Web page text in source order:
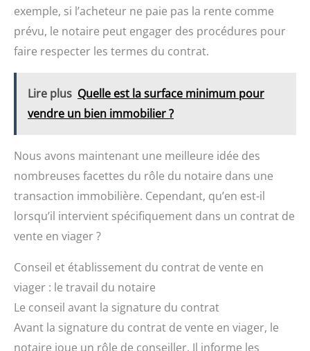
exemple, si l’acheteur ne paie pas la rente comme
prévu, le notaire peut engager des procédures pour
faire respecter les termes du contrat.
Lire plus Quelle est la surface minimum pour
vendre un bien immobilier ?
Nous avons maintenant une meilleure idée des
nombreuses facettes du rôle du notaire dans une
transaction immobilière. Cependant, qu’en est-il
lorsqu’il intervient spécifiquement dans un contrat de
vente en viager ?
Conseil et établissement du contrat de vente en
viager : le travail du notaire
Le conseil avant la signature du contrat
Avant la signature du contrat de vente en viager, le
notaire joue un rôle de conseiller. Il informe les